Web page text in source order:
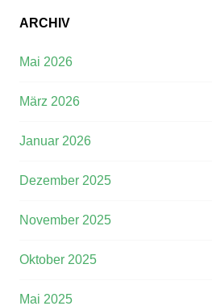
ARCHIV
Mai 2026
März 2026
Januar 2026
Dezember 2025
November 2025
Oktober 2025
Mai 2025